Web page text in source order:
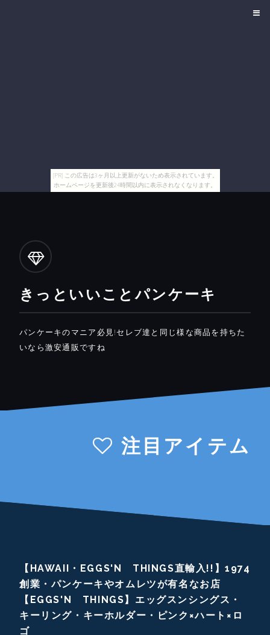
[PR] この広告は3ヶ月以上更新がないため表示されています。
ホームページを更新後24時間以内に表示されなくなります。
きっといいことパンケーキ
パンケーキのマニア必見!セレブ達と同じ様な商品を持ちた
いなら激安通販ですね
注目アイテム
【HAWAII・EGGS'N THINGS直輸入!!】1974
創業・パンケーキやオムレツが有名なお店
【EGGS'N THINGS】エッグスンシングス・
キーリング・キーホルダー・ピンク×ハート×ロ
ゴ